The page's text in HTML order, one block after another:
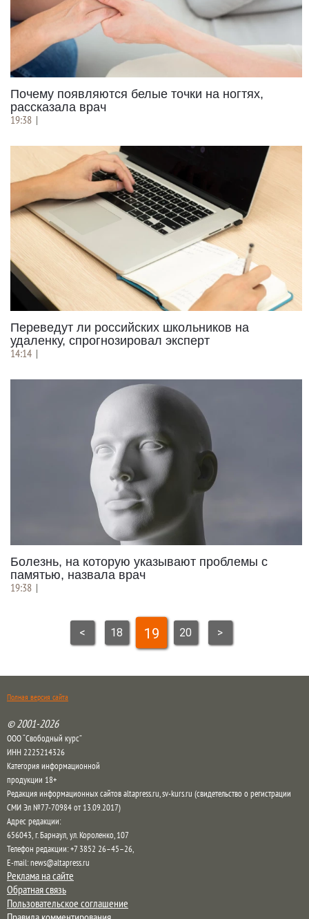
Почему появляются белые точки на ногтях,
рассказала врач
19:38 |
Переведут ли российских школьников на
удаленку, спрогнозировал эксперт
14:14 |
Болезнь, на которую указывают проблемы с
памятью, назвала врач
19:38 |
< 18 19 20 >
Полная версия сайта
© 2001-2026
ООО “Свободный курс”
ИНН 2225214326
Категория информационной
продукции 18+
Редакция информационных сайтов altapress.ru, sv-kurs.ru (свидетельство о регистрации
СМИ Эл №77-70984 от 13.09.2017)
Адрес редакции:
656043,г. Барнаул,ул. Короленко, 107
Телефон редакции:+7 3852 26–45–26,
E-mail:news@altapress.ru
Реклама на сайте
Обратная связь
Пользовательское соглашение